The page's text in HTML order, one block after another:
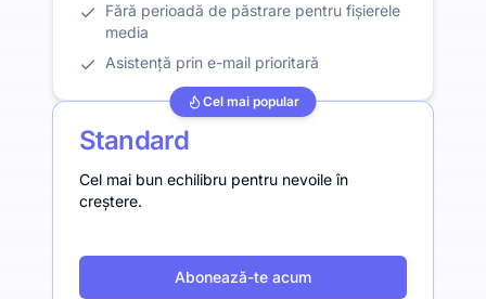
Fără perioadă de păstrare pentru fișierele
media
Asistență prin e-mail prioritară
Cel mai popular
Standard
Cel mai bun echilibru pentru nevoile în
creștere.
Abonează-te acum